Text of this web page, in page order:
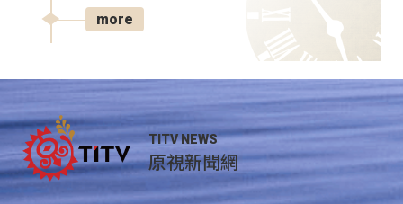
more
TITV NEWS
原視新聞網